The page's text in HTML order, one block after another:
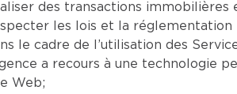
des transactions
les lois et la réglementation
le cadre de l’utilisation des
a recours à une technologie
Web;